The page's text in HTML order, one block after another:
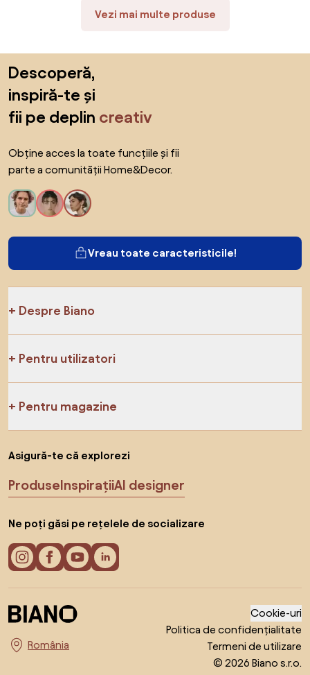
Vezi mai multe produse
Descoperă,
inspiră-te și
fii pe deplin creativ
Obține acces la toate funcțiile și fii
parte a comunității Home&Decor.
Vreau toate caracteristicile!
Despre Biano
Pentru utilizatori
Pentru magazine
Asigură-te că explorezi
ProduseInspirațiiAI designer
Ne poți găsi pe rețelele de socializare
Alege țara
Cookie-uri
Politica de confidențialitate
Termeni de utilizare
© 2026 Biano s.r.o.